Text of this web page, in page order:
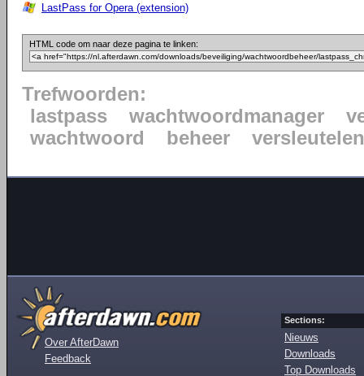
LastPass for Opera (extension)
HTML code om naar deze pagina te linken:
Trefwoorden:
lastpass
wachtwoordmanager
wachtwoord
beheer versleutelen
Over AfterDawn
Feedback
Sections:
Nieuws
Downloads
Top Downloads